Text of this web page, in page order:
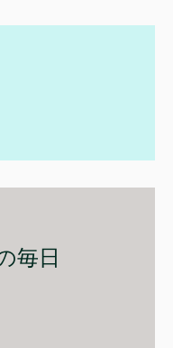
毎日